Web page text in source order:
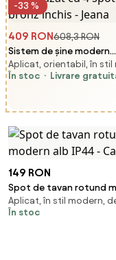
-33 %
409 RON608,3 RON
Sistem de șine modern
monofazat cu 4
închis - Jeana
Aplicat, orientabil, în stil
În stoc
Livrare
149 RON
Spot de tavan rotund
alb IP44 - Capa
Aplicat, în stil modern,
În stoc